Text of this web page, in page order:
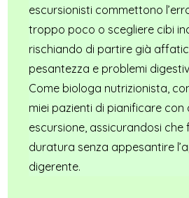
escursionisti commettono
troppo poco o scegliere cibi
rischiando di partire già
pesantezza e problemi
Come biologa nutrizionista,
miei pazienti di pianificare
escursione, assicurandosi che
duratura senza appesantire
digerente.